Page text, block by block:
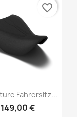
Fahrersitz...
149,00 €
favorite_border